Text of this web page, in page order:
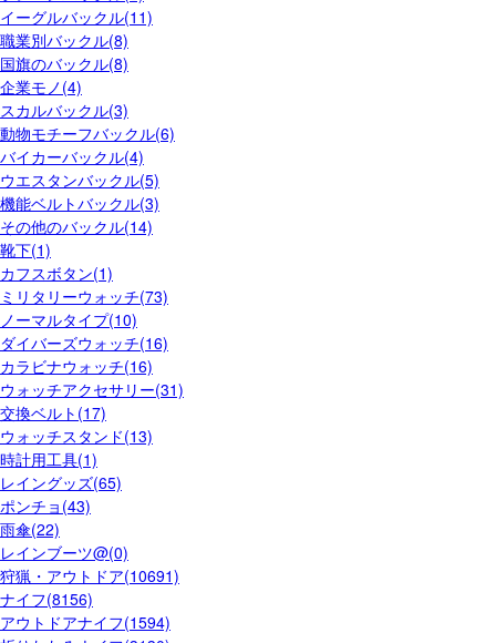
イーグルバックル(11)
職業別バックル(8)
国旗のバックル(8)
企業モノ(4)
スカルバックル(3)
動物モチーフバックル(6)
バイカーバックル(4)
ウエスタンバックル(5)
機能ベルトバックル(3)
その他のバックル(14)
靴下(1)
カフスボタン(1)
ミリタリーウォッチ(73)
ノーマルタイプ(10)
ダイバーズウォッチ(16)
カラビナウォッチ(16)
ウォッチアクセサリー(31)
交換ベルト(17)
ウォッチスタンド(13)
時計用工具(1)
レイングッズ(65)
ポンチョ(43)
雨傘(22)
レインブーツ@(0)
狩猟・アウトドア(10691)
ナイフ(8156)
アウトドアナイフ(1594)